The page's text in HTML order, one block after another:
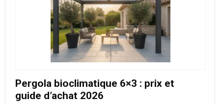
Pergola bioclimatique 6×3 : prix et
guide d’achat 2026